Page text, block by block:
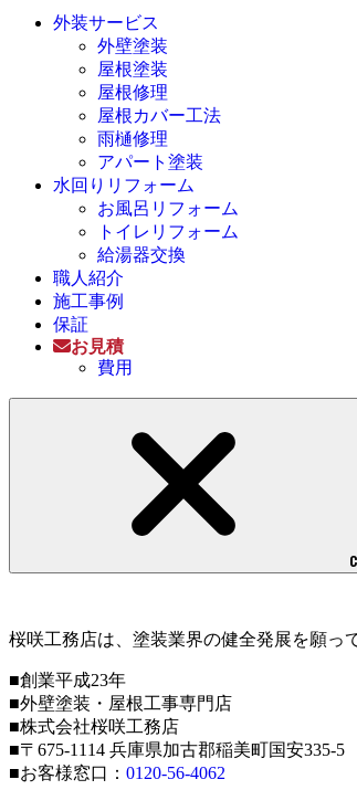
外装サービス
外壁塗装
屋根塗装
屋根修理
屋根カバー工法
雨樋修理
アパート塗装
水回りリフォーム
お風呂リフォーム
トイレリフォーム
給湯器交換
職人紹介
施工事例
保証
お見積
費用
桜咲工務店は、塗装業界の健全発展を願っ
■創業平成23年
■外壁塗装・屋根工事専門店
■株式会社桜咲工務店
■〒675-1114 兵庫県加古郡稲美町国安335-5
■お客様窓口： 0120-56-4062